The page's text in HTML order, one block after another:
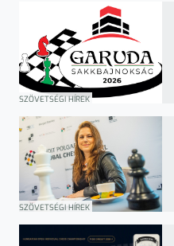
SZÖVETSÉGI HÍREK
SZÖVETSÉGI HÍREK